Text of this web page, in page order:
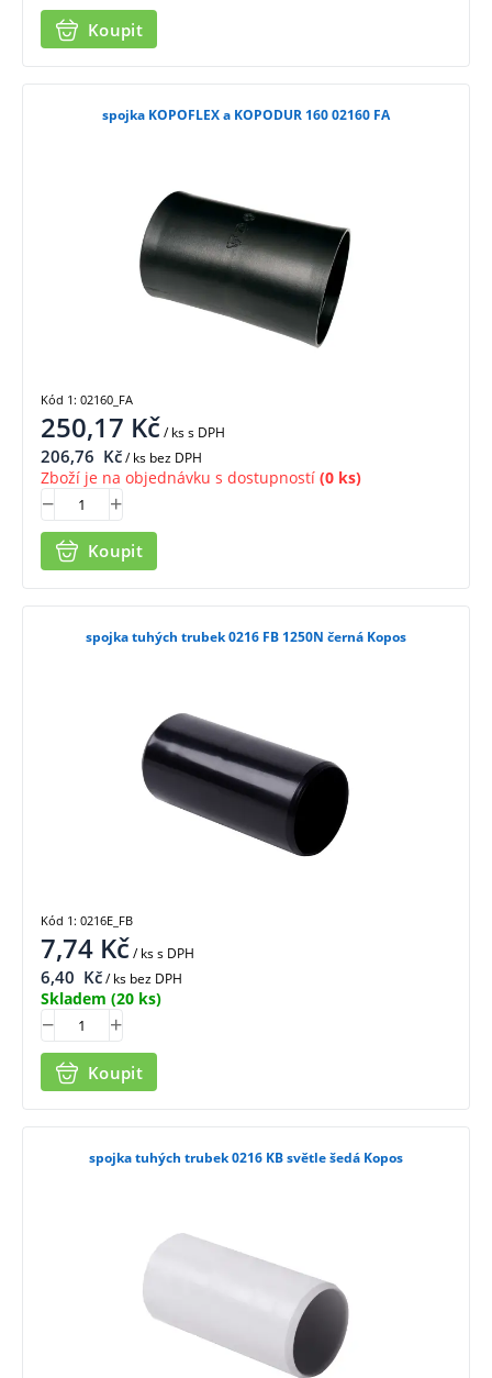
Koupit
spojka KOPOFLEX a KOPODUR 160 02160 FA
250,17 Kč/ kss DPH
206,76 Kč/ ks bez DPH
Zboží je na objednávku s dostupností (0 ks)
Koupit
Kód 1: 02160_FA
spojka tuhých trubek 0216 FB 1250N černá Kopos
7,74 Kč/ kss DPH
6,40 Kč/ ks bez DPH
Skladem (20 ks)
Koupit
Kód 1: 0216E_FB
spojka tuhých trubek 0216 KB světle šedá Kopos